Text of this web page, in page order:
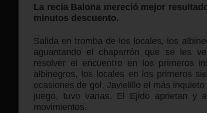
La recia Balona mereció mejor
minutos descuento.
Salida en tromba de los locales, los
aguantando el chaparrón que se les
resolver el encuentro en los primeros
albinegros, los locales en los primeros
ocasiones de gol, Javielillo el más
juego, tuvo varias. El Ejido aprietan y
movimientos.